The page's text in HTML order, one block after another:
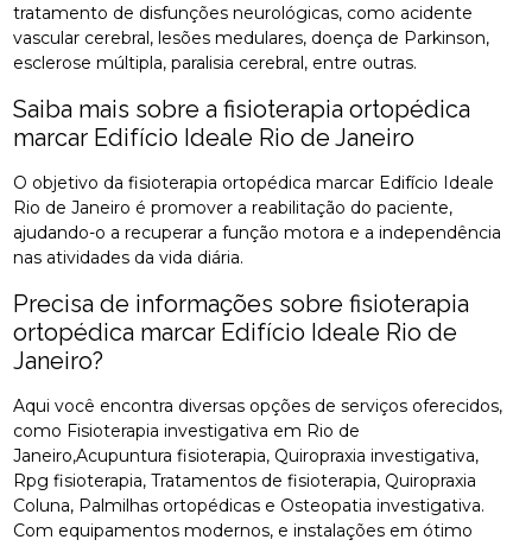
tratamento de disfunções neurológicas, como acidente
vascular cerebral, lesões medulares, doença de Parkinson,
esclerose múltipla, paralisia cerebral, entre outras.
Saiba mais sobre a fisioterapia ortopédica
marcar Edifício Ideale Rio de Janeiro
O objetivo da fisioterapia ortopédica marcar Edifício Ideale
Rio de Janeiro é promover a reabilitação do paciente,
ajudando-o a recuperar a função motora e a independência
nas atividades da vida diária.
Precisa de informações sobre fisioterapia
ortopédica marcar Edifício Ideale Rio de
Janeiro?
Aqui você encontra diversas opções de serviços oferecidos,
como Fisioterapia investigativa em Rio de
Janeiro,Acupuntura fisioterapia, Quiropraxia investigativa,
Rpg fisioterapia, Tratamentos de fisioterapia, Quiropraxia
Coluna, Palmilhas ortopédicas e Osteopatia investigativa.
Com equipamentos modernos, e instalações em ótimo